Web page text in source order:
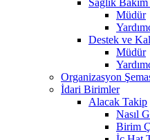
Müdür
Destek ve
Müdür
Organizasyon
İdari Birimler
Alacak Takip
Nasıl
Birim